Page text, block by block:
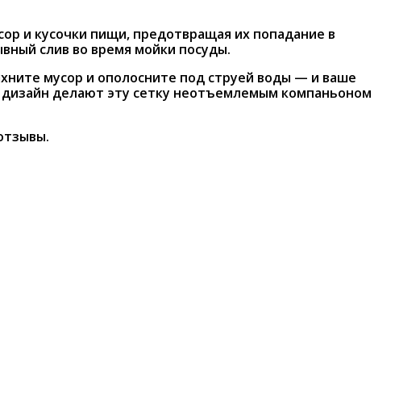
и кусочки пищи, предотвращая их попадание в
слив во время мойки посуды.
мусор и ополосните под струей воды — и ваше
дизайн делают эту сетку неотъемлемым компаньоном